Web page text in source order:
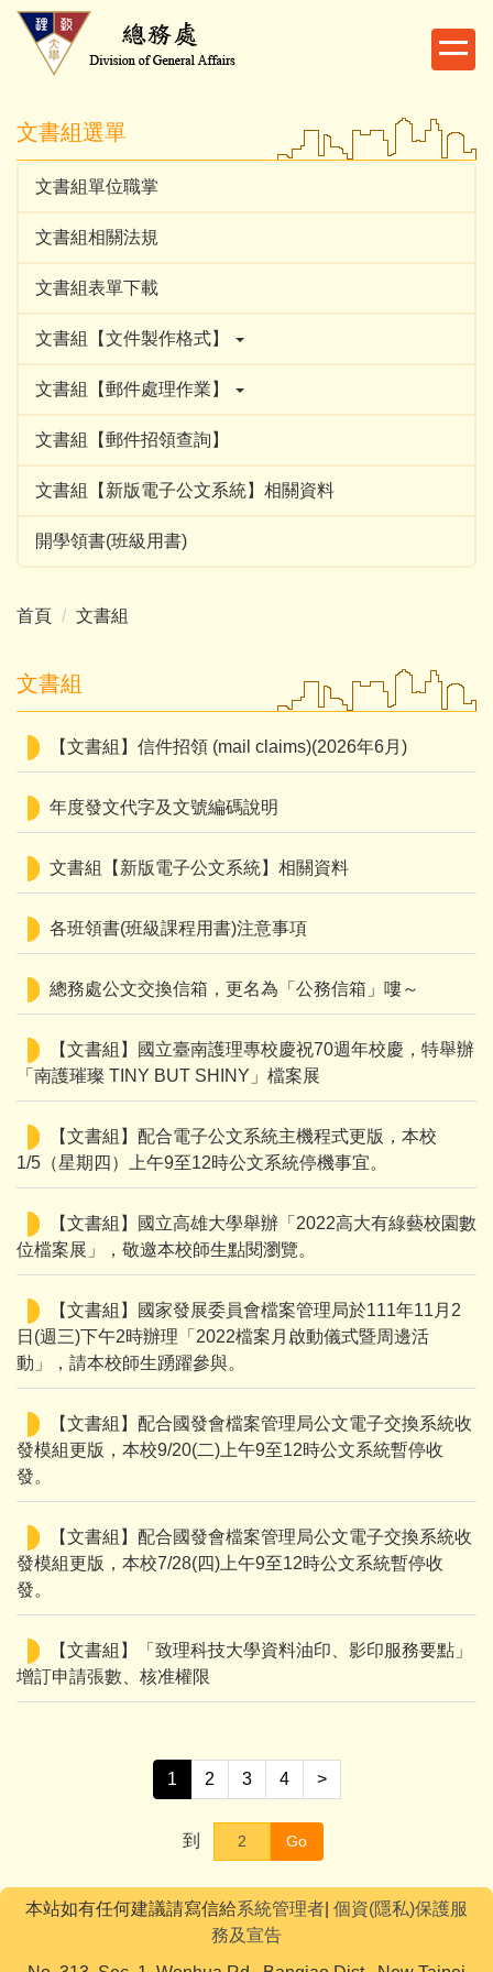
跳
內
容
文書組選單
文書組單位職掌
文書組相關法規
文書組表單下載
文書組【文件製作格式】
文書組【郵件處理作業】
文書組【郵件招領查詢】
文書組【新版電子公文系統】相關資料
開學領書(班級用書)
首頁 文書組
文書組
【文書組】信件招領 (mail claims)(2026年6月)
年度發文代字及文號編碼說明
文書組【新版電子公文系統】相關資料
各班領書(班級課程用書)注意事項
總務處公文交換信箱，更名為「公務信箱」嘍～
【文書組】國立臺南護理專校慶祝70週年校慶，特舉辦
「南護璀璨 TINY BUT SHINY」檔案展
【文書組】配合電子公文系統主機程式更版，本校
1/5（星期四）上午9至12時公文系統停機事宜。
【文書組】國立高雄大學舉辦「2022高大有綠藝校園數
位檔案展」，敬邀本校師生點閱瀏覽。
【文書組】國家發展委員會檔案管理局於111年11月2
日(週三)下午2時辦理「2022檔案月啟動儀式暨周邊活
動」，請本校師生踴躍參與。
【文書組】配合國發會檔案管理局公文電子交換系統收
發模組更版，本校9/20(二)上午9至12時公文系統暫停收
發。
【文書組】配合國發會檔案管理局公文電子交換系統收
發模組更版，本校7/28(四)上午9至12時公文系統暫停收
發。
【文書組】「致理科技大學資料油印、影印服務要點」
增訂申請張數、核准權限
1 2 3 4 >
到 Go
本站如有任何建議請寫信給系統管理者 個資(隱私)保護服
務及宣告